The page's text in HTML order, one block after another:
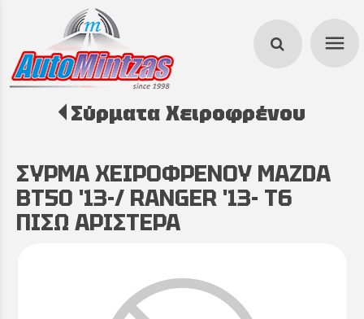
menu
search
Σύρματα Χειροφρένου
ΣΥΡΜΑ ΧΕΙΡΟΦΡΕΝΟΥ MAZDA
BT50 '13-/ RANGER '13- T6
ΠΙΣΩ ΑΡΙΣΤΕΡΑ